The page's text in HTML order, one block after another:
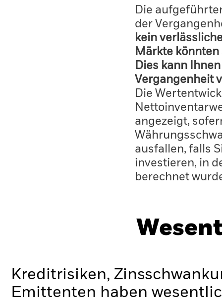
Die
der
kein
Märkte
Dies kann
Vergangenheit
Die
angezeigt,
ausfallen, falls
investieren, in
berechnet
Kreditrisiken,
Emittenten haben